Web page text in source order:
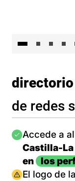
directorio
de redes
Imagen
Accede a
Castilla-La
en
los
Imagen
El logo de